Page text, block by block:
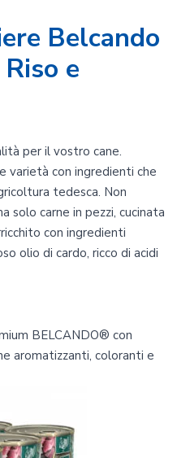
Belcando
e
per il vostro cane.
varietà con ingredienti che
tedesca. Non
solo carne in pezzi, cucinata
con ingredienti
olio di cardo, ricco di acidi
BELCANDO® con
aromatizzanti, coloranti e